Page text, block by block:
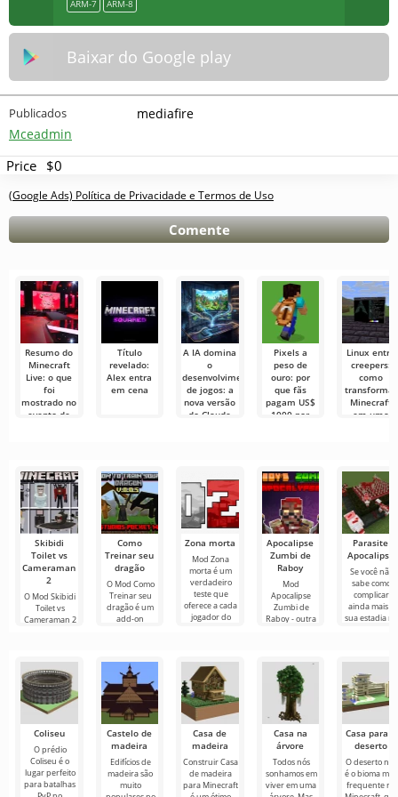
ARM-7 ARM-8
Baixar do Google play
Publicados
Mceadmin
mediafire
Price $0
(Google Ads) Política de Privacidade e Termos de Uso
Comente
Resumo do
Minecraft
Live: o que
foi
mostrado no
evento de
Título
revelado:
Alex entra
em cena
A IA domina
o
desenvolvimento
de jogos: a
nova versão
do Claude
tentativa
Pixels a
peso de
ouro: por
que fãs
pagam US$
1000 por
Linux entre
creepers:
como
transformar
Minecraft
em uma
Skibidi
Toilet vs
Cameraman
2
O Mod Skibidi
Toilet vs
Cameraman 2
participantes
em um frenesi
Como
Treinar seu
dragão
O Mod Como
Treinar seu
dragão é um
add-on
no universo
Zona morta
Mod Zona
morta é um
verdadeiro
teste que
oferece a cada
jogador do
Apocalipse
Zumbi de
Raboy
Mod
Apocalipse
Zumbi de
Raboy - outra
apocalíptico do
Parasite
Apocalipse
Se você não
sabe como
complicar
ainda mais a
sua estadia no
estude
Coliseu
O prédio
Coliseu é o
lugar perfeito
para batalhas
Castelo de
madeira
Edifícios de
madeira são
muito
Casa de
madeira
Construir Casa
de madeira
para Minecraft
Casa na
árvore
Todos nós
sonhamos em
viver em uma
Casa para o
deserto
O deserto não
é o bioma mais
frequente no